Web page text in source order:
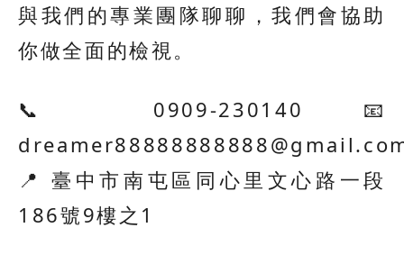
與我們的專業團隊聊聊，我們會協助
你做全面的檢視。
📞 0909-230140 📧
📍 臺中市南屯區同心里文心路一段
186號9樓之1